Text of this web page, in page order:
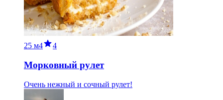
25 м4 4
Морковный рулет
Очень нежный и сочный рулет!